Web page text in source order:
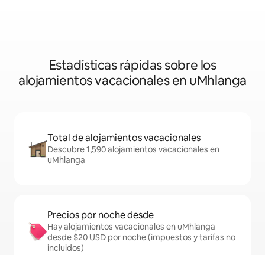
Estadísticas rápidas sobre los
alojamientos vacacionales en uMhlanga
Total de alojamientos vacacionales
Descubre 1,590 alojamientos vacacionales en
uMhlanga
Precios por noche desde
Hay alojamientos vacacionales en uMhlanga
desde $20 USD por noche (impuestos y tarifas no
incluidos)